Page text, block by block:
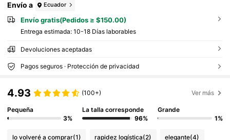
Envío a Ecuador
Envío gratis(Pedidos ≥ $150.00)
Entrega estimada: 10-18 Días laborables
Devoluciones aceptadas
Pagos seguros · Protección de privacidad
4.93 (100+) Ver más
Pequeña
3%
La talla corresponde
96%
Grande
1%
lo volveré a comprar(1) rapidez logística(2) elegante(4)